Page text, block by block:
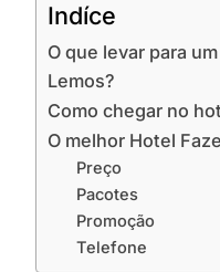
Indíce
O que levar para
Lemos?
Como chegar no
O melhor Hotel
Preço
Pacotes
Promoção
Telefone